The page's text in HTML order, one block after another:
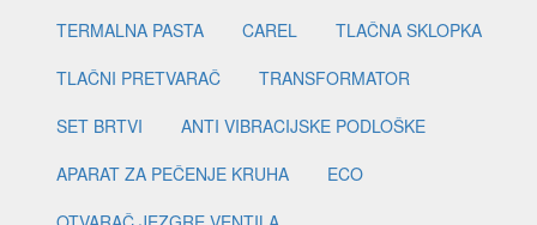
TERMALNA PASTA
CAREL
TLAČNA SKLOPKA
TLAČNI PRETVARAČ
TRANSFORMATOR
SET BRTVI
ANTI VIBRACIJSKE PODLOŠKE
APARAT ZA PEČENJE KRUHA
ECO